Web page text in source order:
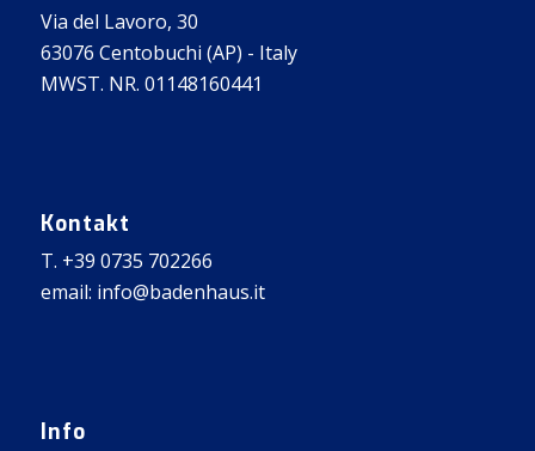
Via del Lavoro, 30
63076 Centobuchi (AP) - Italy
MWST. NR. 01148160441
Kontakt
T. +39 0735 702266
email: info@badenhaus.it
Info